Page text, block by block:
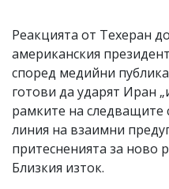
Реакцията от Техеран
американския
според медийни
готови да ударят Иран
рамките на
линия на взаимни
притесненията за ново
Близкия изток.